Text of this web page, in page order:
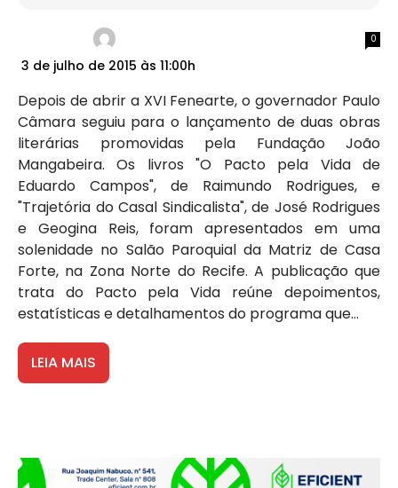
3 de julho de 2015 às 11:00h
0
Depois de abrir a XVI Fenearte, o governador Paulo
Câmara seguiu para o lançamento de duas obras
literárias promovidas pela Fundação João
Mangabeira. Os livros "O Pacto pela Vida de
Eduardo Campos", de Raimundo Rodrigues, e
"Trajetória do Casal Sindicalista", de José Rodrigues
e Geogina Reis, foram apresentados em uma
solenidade no Salão Paroquial da Matriz de Casa
Forte, na Zona Norte do Recife. A publicação que
trata do Pacto pela Vida reúne depoimentos,
estatísticas e detalhamentos do programa que...
LEIA MAIS